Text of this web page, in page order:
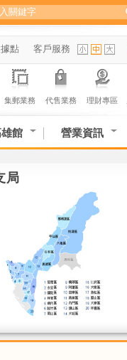
點 客戶服務
集郵業務 代售業務 理財專區
館 營業資訊
局